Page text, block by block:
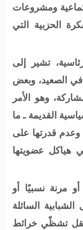
ومشروعات
الحزبية التي
تشير إلى
في الصعيد، وبعض
وهو الأمر
القديمة ـ ما
وعدم قدرتها على
هياكل عضويتها
مرنة نسبيًا أو
السائلة
تشظّي خرائط